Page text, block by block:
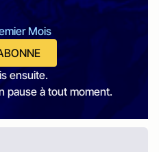
Mois
ensuite.
pause à tout moment.